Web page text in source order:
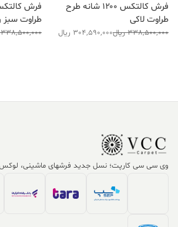
فرش کالتکس ۱۲۰۰ شانه طرح
طراوت لاکی
338,500,000 ریال
قیمت
304,590,000 ریال
قیمت
طراوت
338,500,000
قیمت
قیمت
وی سی سی کارپت؛ نسل جدید فرشهای ماشینی،